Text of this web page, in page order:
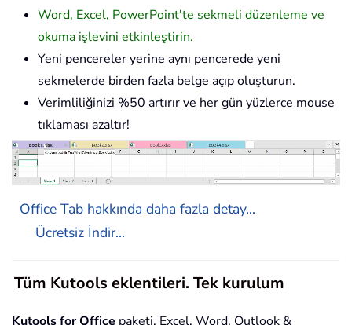
Word, Excel, PowerPoint'te sekmeli düzenleme ve
okuma işlevini etkinleştirin.
Yeni pencereler yerine aynı pencerede yeni
sekmelerde birden fazla belge açıp oluşturun.
Verimliliğinizi %50 artırır ve her gün yüzlerce mouse
tıklaması azaltır!
Office Tab hakkında daha fazla detay...
Ücretsiz İndir...
Tüm Kutools eklentileri. Tek kurulum
Kutools for Office paketi, Excel, Word, Outlook &